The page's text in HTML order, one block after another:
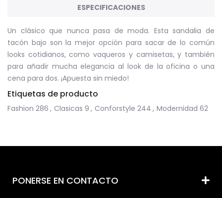
ESPECIFICACIONES
Un clásico que nunca pasa de moda. Esta sandalia de
tacón bajo son la mejor opción para sacar de lo común
looks cotidianos, como vaqueros y camisetas, y también
para añadir mucha elegancia al look de la oficina o una
cena para dos. ¡Apuesta sin miedo!
Etiquetas de producto
Fashion 286 , Clasicas 9 , Conforstyle 244 , Modernidad 62
PONERSE EN CONTACTO